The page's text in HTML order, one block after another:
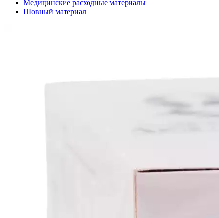
Медицинские расходные материалы
Шовный материал